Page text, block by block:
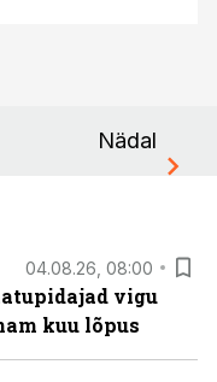
Nädal
04.08.26, 08:00
vigu
kuu lõpus